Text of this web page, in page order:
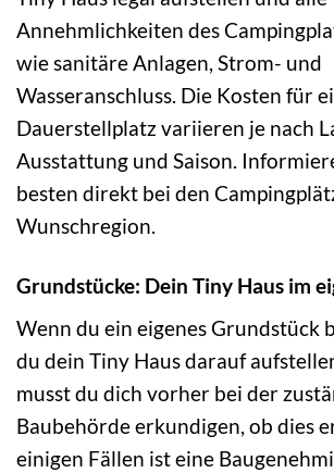
Annehmlichkeiten des
wie sanitäre Anlagen, Strom- und
Wasseranschluss. Die Kosten für
Dauerstellplatz variieren je nach
Ausstattung und Saison.
besten direkt bei den
Wunschregion.
Grundstücke: Dein Tiny Haus im
Wenn du ein eigenes Grundstück
du dein Tiny Haus darauf
musst du dich vorher bei der
Baubehörde erkundigen, ob dies
einigen Fällen ist eine